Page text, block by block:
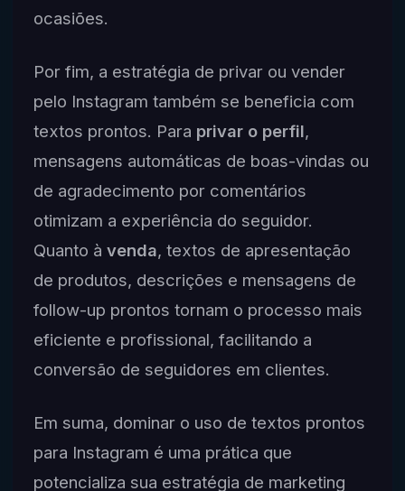
ocasiões.
Por fim, a estratégia de privar ou vender
pelo Instagram também se beneficia com
textos prontos. Para privar o perfil,
mensagens automáticas de boas-vindas ou
de agradecimento por comentários
otimizam a experiência do seguidor.
Quanto à venda, textos de apresentação
de produtos, descrições e mensagens de
follow-up prontos tornam o processo mais
eficiente e profissional, facilitando a
conversão de seguidores em clientes.
Em suma, dominar o uso de textos prontos
para Instagram é uma prática que
potencializa sua estratégia de marketing